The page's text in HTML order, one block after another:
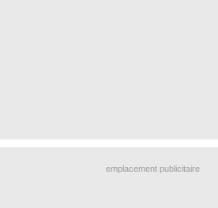
emplacement publicitaire